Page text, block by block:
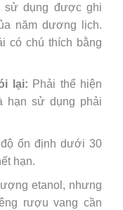
sử dụng được ghi
năm dương lịch.
có chú thích bằng
lại: Phải thể hiện
hạn sử dụng phải
ổn định dưới 30
hạn.
etanol, nhưng
rượu vang cần